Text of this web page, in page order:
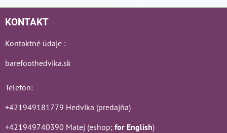
KONTAKT
Kontaktné údaje :
barefoothedvika.sk
Telefón:
+421949181779 Hedvika (predajňa)
+421949740390 Matej (eshop; for English)